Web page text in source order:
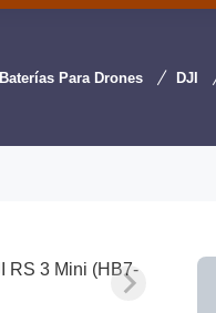
Baterías Para Drones DJI